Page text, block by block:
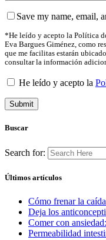
Save my name, email,
*He leído y acepto la Política
Eva Bargues Giménez, como
que me facilitas estarán
consultar la información
He leído y acepto la
Buscar
Search for:
Últimos artículos
Cómo frenar la
Deja los
Comer con
Permeabilidad